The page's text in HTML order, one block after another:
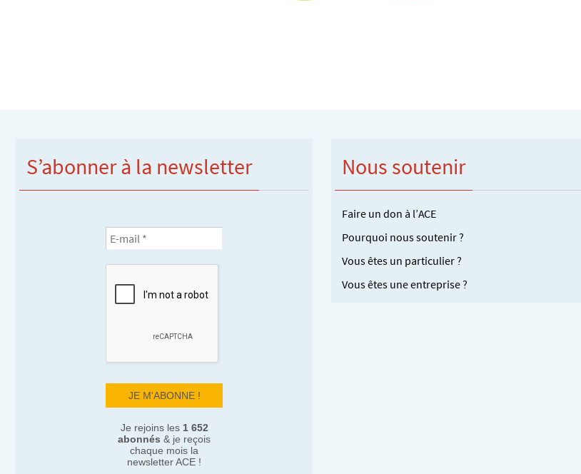
S’abonner à la newsletter
Je rejoins les 1 652
abonnés & je reçois
chaque mois la
newsletter ACE !
Nous soutenir
Faire un don à l’ACE
Pourquoi nous soutenir ?
Vous êtes un particulier ?
Vous êtes une entreprise ?